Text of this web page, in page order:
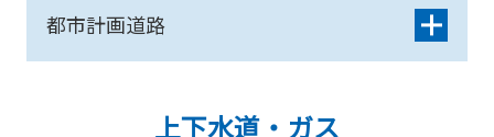
都市計画道路
上下水道・ガス